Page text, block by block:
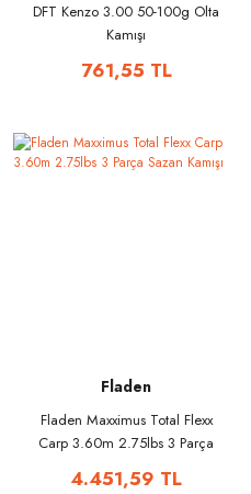
DFT Kenzo 3.00 50-100g Olta
Kamışı
761,55 TL
Fladen
Fladen Maxximus Total Flexx
Carp 3.60m 2.75lbs 3 Parça
4.451,59 TL